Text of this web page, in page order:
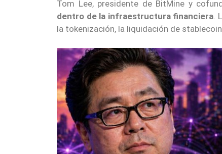
Tom Lee, presidente de BitMine y
dentro de la infraestructura financiera
la tokenización, la liquidación de